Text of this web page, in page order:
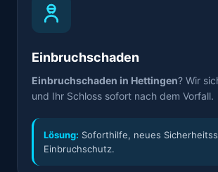
Einbruchschaden
Einbruchschaden in Hettingen? Wir
und Ihr Schloss sofort nach dem Vorfall.
Lösung: Soforthilfe, neues
Einbruchschutz.